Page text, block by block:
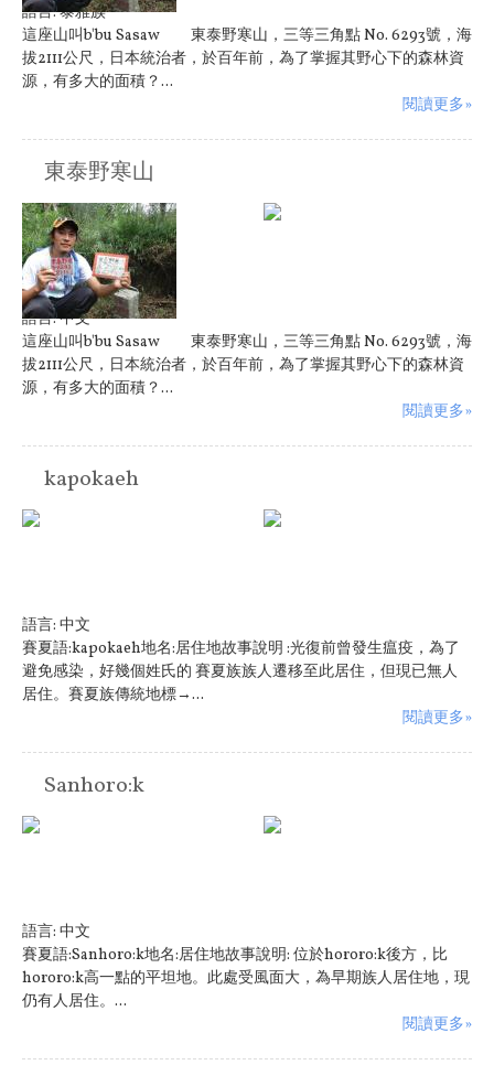
語言:泰雅族
這座山叫b'bu Sasaw 東泰野寒山，三等三角點 No. 6293號，海
拔2111公尺，日本統治者，於百年前，為了掌握其野心下的森林資
源，有多大的面積？...
閱讀更多»
東泰野寒山
語言:中文
這座山叫b'bu Sasaw 東泰野寒山，三等三角點 No. 6293號，海
拔2111公尺，日本統治者，於百年前，為了掌握其野心下的森林資
源，有多大的面積？...
閱讀更多»
kapokaeh
語言: 中文
賽夏語:kapokaeh地名:居住地故事說明 :光復前曾發生瘟疫，為了
避免感染，好幾個姓氏的 賽夏族族人遷移至此居住，但現已無人
居住。賽夏族傳統地標→...
閱讀更多»
Sanhoro:k
語言: 中文
賽夏語:Sanhoro:k地名:居住地故事說明: 位於hororo:k後方，比
hororo:k高一點的平坦地。此處受風面大，為早期族人居住地，現
仍有人居住。...
閱讀更多»